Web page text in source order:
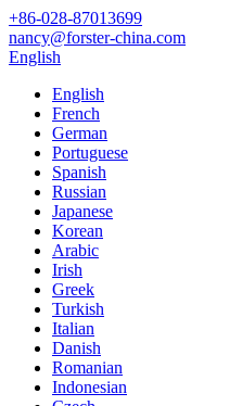
+86-028-87013699
nancy@forster-china.com
English
English
French
German
Portuguese
Spanish
Russian
Japanese
Korean
Arabic
Irish
Greek
Turkish
Italian
Danish
Romanian
Indonesian